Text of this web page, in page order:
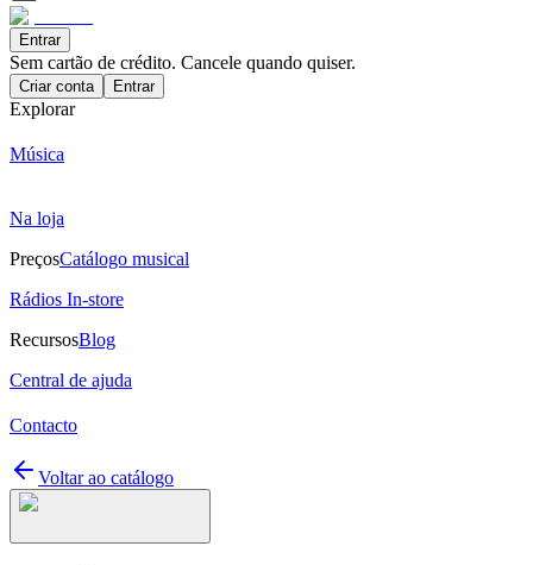
Entrar
Sem cartão de crédito. Cancele quando quiser.
Criar conta Entrar
Explorar
Música
Na loja
PreçosCatálogo musical
Rádios In-store
RecursosBlog
Central de ajuda
Contacto
Voltar ao catálogo